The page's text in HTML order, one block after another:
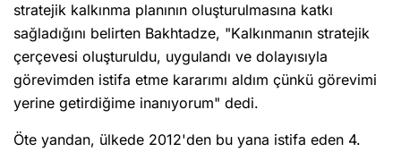
stratejik kalkınma planının oluşturulmasına katkı
sağladığını belirten Bakhtadze, "Kalkınmanın stratejik
çerçevesi oluşturuldu, uygulandı ve dolayısıyla
görevimden istifa etme kararımı aldım çünkü görevimi
yerine getirdiğime inanıyorum" dedi.
Öte yandan, ülkede 2012'den bu yana istifa eden 4.